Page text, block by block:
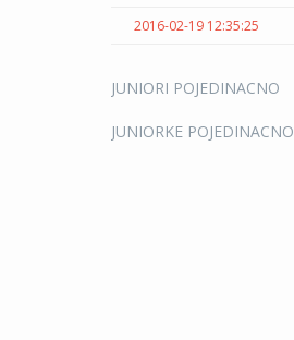
2016-02-19 12:35:25
JUNIORI POJEDINACNO
JUNIORKE POJEDINACNO